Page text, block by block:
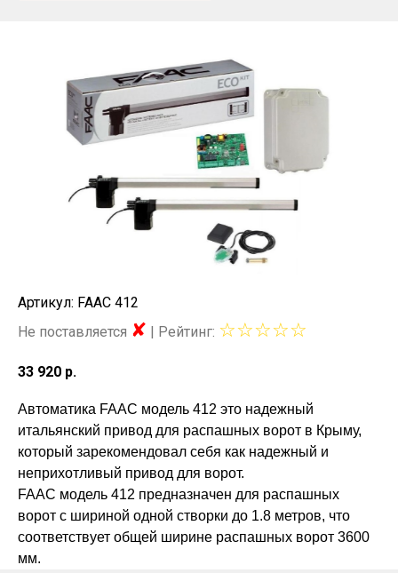
Артикул: FAAC 412
Не поставляется ✘ | Рейтинг: ☆☆☆☆☆
33 920 р.
Автоматика FAAC модель 412 это надежный
итальянский привод для распашных ворот в Крыму,
который зарекомендовал себя как надежный и
неприхотливый привод для ворот.
FAAC модель 412 предназначен для распашных
ворот с шириной одной створки до 1.8 метров, что
соответствует общей ширине распашных ворот 3600
мм.